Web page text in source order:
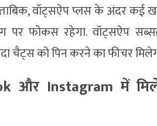
वॉट्सऐप प्लस के अंदर
पर फोकस रहेगा. वॉट्सऐप
चैट्स को पिन करने का फीचर
और Instagram में